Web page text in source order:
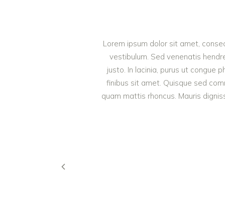
Lorem ipsum dolor sit amet,
vestibulum. Sed venenatis
justo. In lacinia, purus ut congue
finibus sit amet. Quisque sed
quam mattis rhoncus. Mauris